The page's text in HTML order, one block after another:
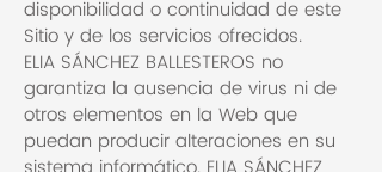
disponibilidad o continuidad de este
Sitio y de los servicios ofrecidos.
ELIA SÁNCHEZ BALLESTEROS no
garantiza la ausencia de virus ni de
otros elementos en la Web que
puedan producir alteraciones en su